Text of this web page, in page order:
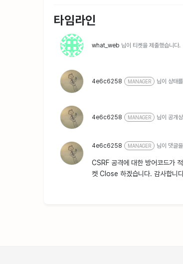
타임라인
what_web 님이 티켓을 제출했습니다.
4e6c6258 MANAGER 님이 상태
4e6c6258 MANAGER 님이 공개
4e6c6258 MANAGER 님이 댓글
CSRF 공격에 대한 방어코드가
켓 Close 하겠습니다. 감사합니